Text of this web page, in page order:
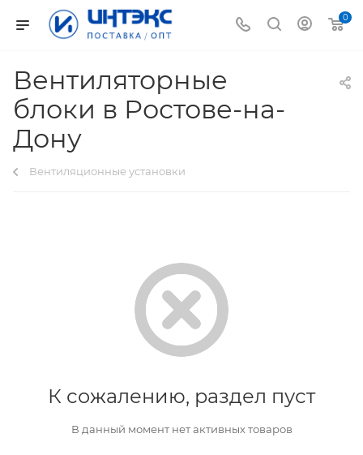
0
Вентиляторные
блоки в Ростове-на-
Дону
Вентиляционные установки
К сожалению, раздел пуст
В данный момент нет активных товаров